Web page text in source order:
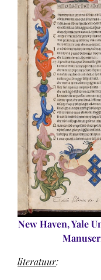
New Haven, Yale
literatuur: